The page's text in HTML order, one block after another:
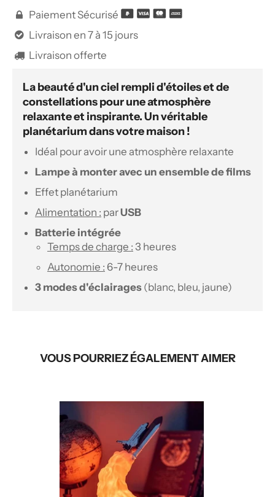
 Paiement Sécurisé
 Livraison en 7 à 15 jours
 Livraison offerte
La beauté d'un ciel rempli d'étoiles et de
constellations pour une atmosphère
relaxante et inspirante. Un véritable
planétarium dans votre maison !
Idéal pour avoir une atmosphère relaxante
Lampe à monter avec un ensemble de films
Effet planétarium
Alimentation : parUSB
Batterie intégrée
Temps de charge : 3 heures
Autonomie : 6-7 heures
3 modes d'éclairages (blanc, bleu, jaune)
VOUS POURRIEZ ÉGALEMENT AIMER